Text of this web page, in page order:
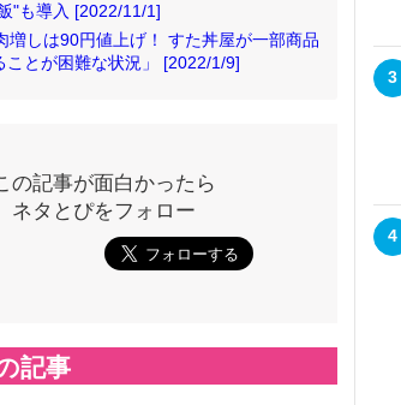
"も導入 [2022/11/1]
増しは90円値上げ！ すた丼屋が一部商品
とが困難な状況」 [2022/1/9]
の記事が面白かったら
ネタとぴをフォロー
記事
3
4